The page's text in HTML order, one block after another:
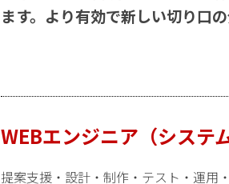
ます。より有効で新しい切り口
WEBエンジニア（システ
提案支援・設計・制作・テスト・運用